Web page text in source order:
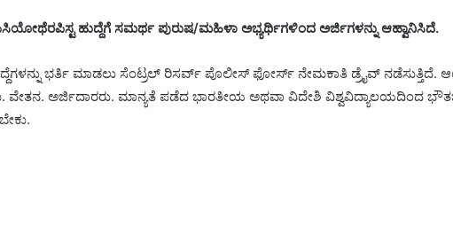
ಹುದ್ದೆಗೆ ಸಮರ್ಥ ಪುರುಷ/ಮಹಿಳಾ ಅಭ್ಯರ್ಥಿಗಳಿಂದ ಅರ್ಜಿಗಳನ್ನು ಆಹ್ವಾನಿಸಿದೆ.
ಭರ್ತಿ ಮಾಡಲು ಸೆಂಟ್ರಲ್‌ ರಿಸರ್ವ್‌ ಪೊಲೀಸ್‌ ಫೋರ್ಸ್‌ ನೇಮಕಾತಿ ಡ್ರೈವ್‌ ನಡೆಸುತ್ತಿದೆ.
ವೇತನ. ಅರ್ಜಿದಾರರು. ಮಾನ್ಯತೆ ಪಡೆದ ಭಾರತೀಯ ಅಥವಾ ವಿದೇಶಿ ವಿಶ್ವವಿದ್ಯಾಲಯದಿಂದ